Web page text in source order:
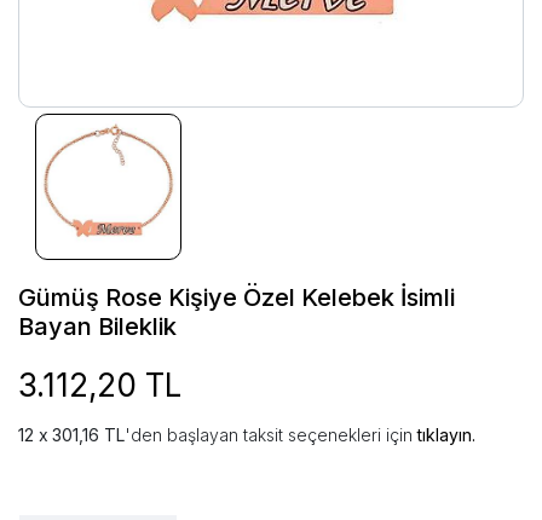
Gümüş Rose Kişiye Özel Kelebek İsimli
Bayan Bileklik
3.112,20 TL
301,16 TL'den başlayan taksit seçenekleri içintıklayın.